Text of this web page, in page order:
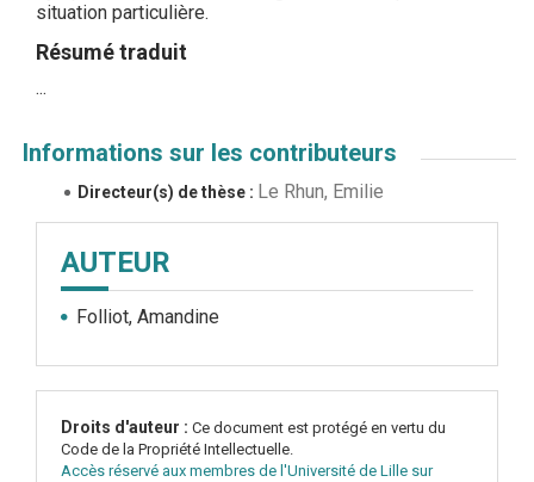
situation particulière.
Résumé traduit
Informations sur les contributeurs
Directeur(s) de thèse : Le Rhun, Emilie
AUTEUR
Folliot, Amandine
Droits d'auteur : Ce document est protégé en vertu du
Code de la Propriété Intellectuelle.
Accès réservé aux membres de l'Université de Lille sur